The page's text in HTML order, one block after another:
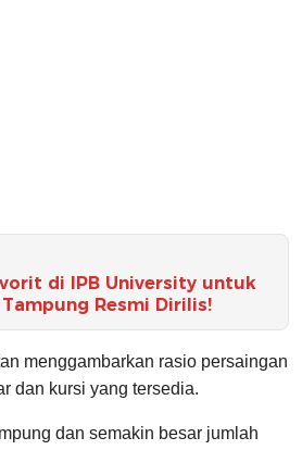
di IPB University untuk
Tampung Resmi Dirilis!
menggambarkan rasio persaingan
dan kursi yang tersedia.
dan semakin besar jumlah